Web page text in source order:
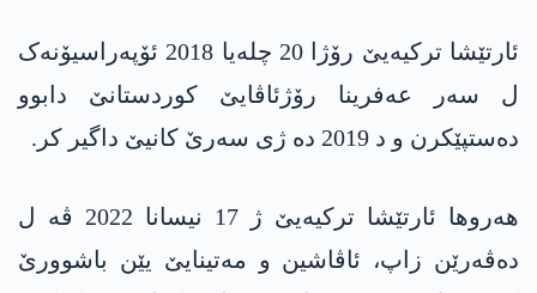
ئارتێشا ترکیەیێ رۆژا 20 چلەیا 2018 ئۆپەراسیۆنەک
ل سەر عەفرینا رۆژئاڤایێ کوردستانێ دابوو
دەستپێکرن و د 2019 دە ژی سەرێ کانیێ داگیر کر.
ھەروھا ئارتێشا ترکیەیێ ژ 17 نیسانا 2022 ڤە ل
دەڤەرێن زاپ، ئاڤاشین و مەتینایێ یێن باشوورێ